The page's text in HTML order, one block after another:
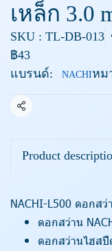
เหล็ก 3.0
SKU : TL-DB-013
฿43
แบรนด์:
NACHIหม
แชร์
Product
NACHI-L500 ดอกสว่
ดอกสว่าน
ดอกสว่านไฮสปี